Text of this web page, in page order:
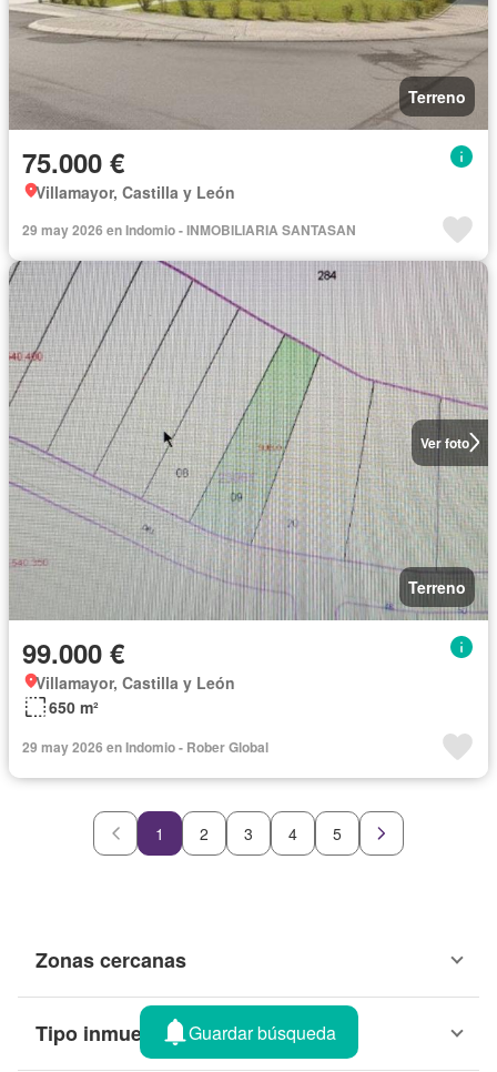
Terreno
75.000 €
Villamayor, Castilla y León
29 may 2026 en Indomio - INMOBILIARIA SANTASAN
Ver foto
Terreno
99.000 €
Villamayor, Castilla y León
650 m²
29 may 2026 en Indomio - Rober Global
1 2 3 4 5
Zonas cercanas
Tipo inmueble Guardar búsqueda